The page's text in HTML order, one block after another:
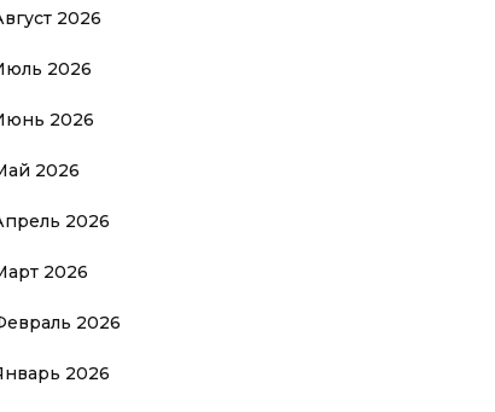
2026
2026
2026
2026
2026
2026
2026
2026